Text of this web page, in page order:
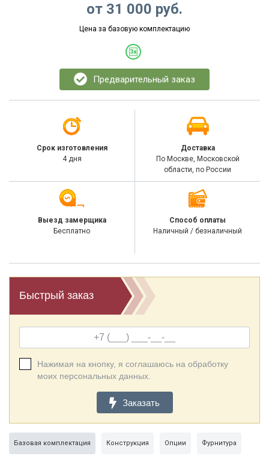
от 31 000 руб.
Цена за базовую комплектацию
Предварительный заказ
Срок изготовления
4 дня
Доставка
По Москве, Московской
области, по России
Выезд замерщика
Бесплатно
Способ оплаты
Наличный / безналичный
Быстрый заказ
Нажимая на кнопку, я соглашаюсь на обработку
моих персональных данных.
Заказать
Базовая комплектация Конструкция Опции Фурнитура